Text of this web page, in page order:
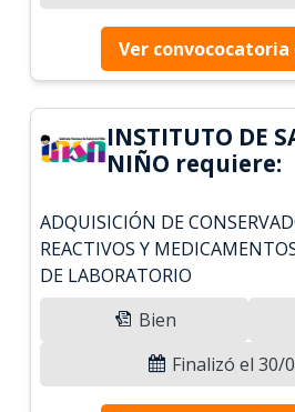
Ver
INSTITUTO DE
NIÑO requiere:
ADQUISICIÓN DE
REACTIVOS Y
DE LABORATORIO
Bien
Finalizó el 30/